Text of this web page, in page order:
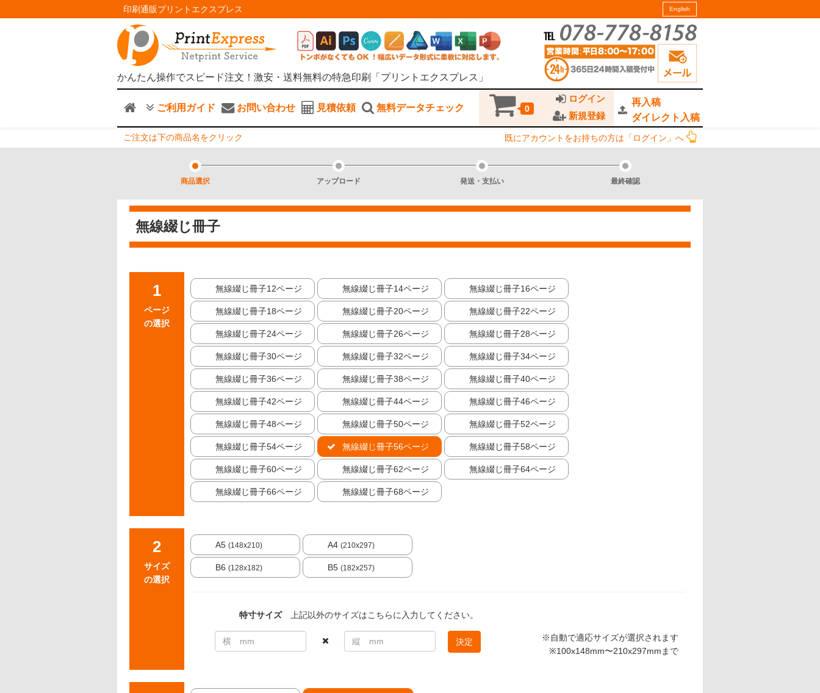
印刷通販プリントエクスプレス English
かんたん操作でスピード注文！激安・送料無料の特急印刷「プリントエクスプレス」
ご利用ガイド お問い合わせ 見積依頼 無料データチェック 0
ログイン
新規登録
再入稿
ダイレクト入稿
ご注文は下の商品名をクリック 既にアカウントをお持ちの方は「ログイン」へ
商品選択 アップロード 発送・支払い 最終確認
無線綴じ冊子
ページ
の選択
無線綴じ冊子12ページ 無線綴じ冊子14ページ 無線綴じ冊子16ページ
無線綴じ冊子18ページ 無線綴じ冊子20ページ 無線綴じ冊子22ページ
無線綴じ冊子24ページ 無線綴じ冊子26ページ 無線綴じ冊子28ページ
無線綴じ冊子30ページ 無線綴じ冊子32ページ 無線綴じ冊子34ページ
無線綴じ冊子36ページ 無線綴じ冊子38ページ 無線綴じ冊子40ページ
無線綴じ冊子42ページ 無線綴じ冊子44ページ 無線綴じ冊子46ページ
無線綴じ冊子48ページ 無線綴じ冊子50ページ 無線綴じ冊子52ページ
無線綴じ冊子54ページ 無線綴じ冊子56ページ 無線綴じ冊子58ページ
無線綴じ冊子60ページ 無線綴じ冊子62ページ 無線綴じ冊子64ページ
無線綴じ冊子66ページ 無線綴じ冊子68ページ
サイズ
の選択
A5 (148x210) A4 (210x297)
B6 (128x182) B5 (182x257)
特寸サイズ上記以外のサイズはこちらに入力してください。
決定
※自動で適応サイズが選択されます
※100x148mm〜210x297mmまで